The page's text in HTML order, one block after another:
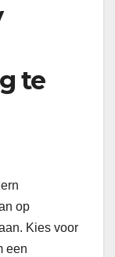
te
op
Kies voor
een